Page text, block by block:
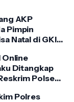
AKP
Pimpin
Natal di GKI
Online
Ditangkap
Polsek
Polres